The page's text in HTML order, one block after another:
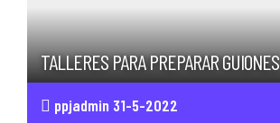
TALLERES PARA PREPARAR GUIONES
ppjadmin 31-5-2022